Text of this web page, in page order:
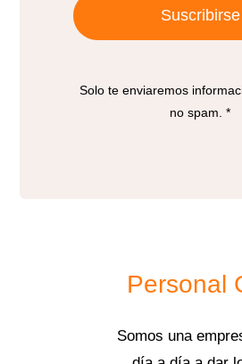
Suscribirse
Solo te enviaremos
no spam. *
Personal
Somos una